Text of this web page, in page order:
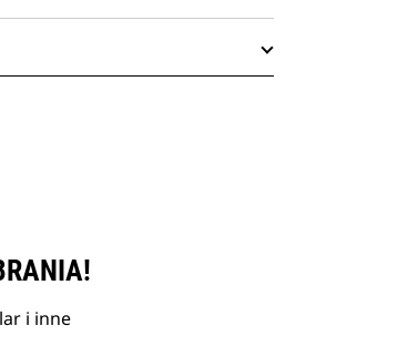
i inne